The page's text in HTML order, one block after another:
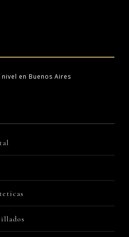
en Buenos Aires